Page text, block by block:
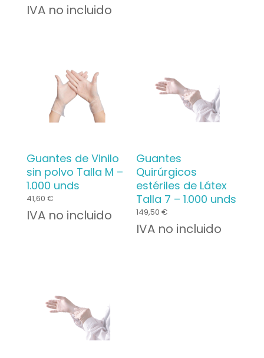
IVA no incluido
Guantes de Vinilo
sin polvo Talla M –
1.000 unds
41,60 €
IVA no incluido
Guantes
Quirúrgicos
estériles de Látex
Talla 7 – 1.000 unds
149,50€
IVA no incluido